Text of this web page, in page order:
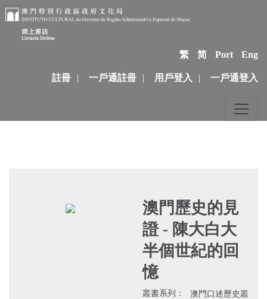
繁 简 Port Eng
註冊 | 一戶通註冊 | 用戶登入 | 一戶通登入
澳門歷史的見
證 - 陳大白大
半個世紀的回
憶
叢書系列： 澳門口述歷史叢